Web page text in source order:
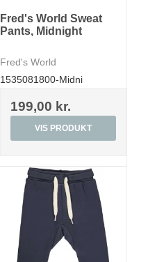
Fred's World Sweat
Pants, Midnight
Fred's World
1535081800-Midni
199,00 kr.
VIS PRODUKT